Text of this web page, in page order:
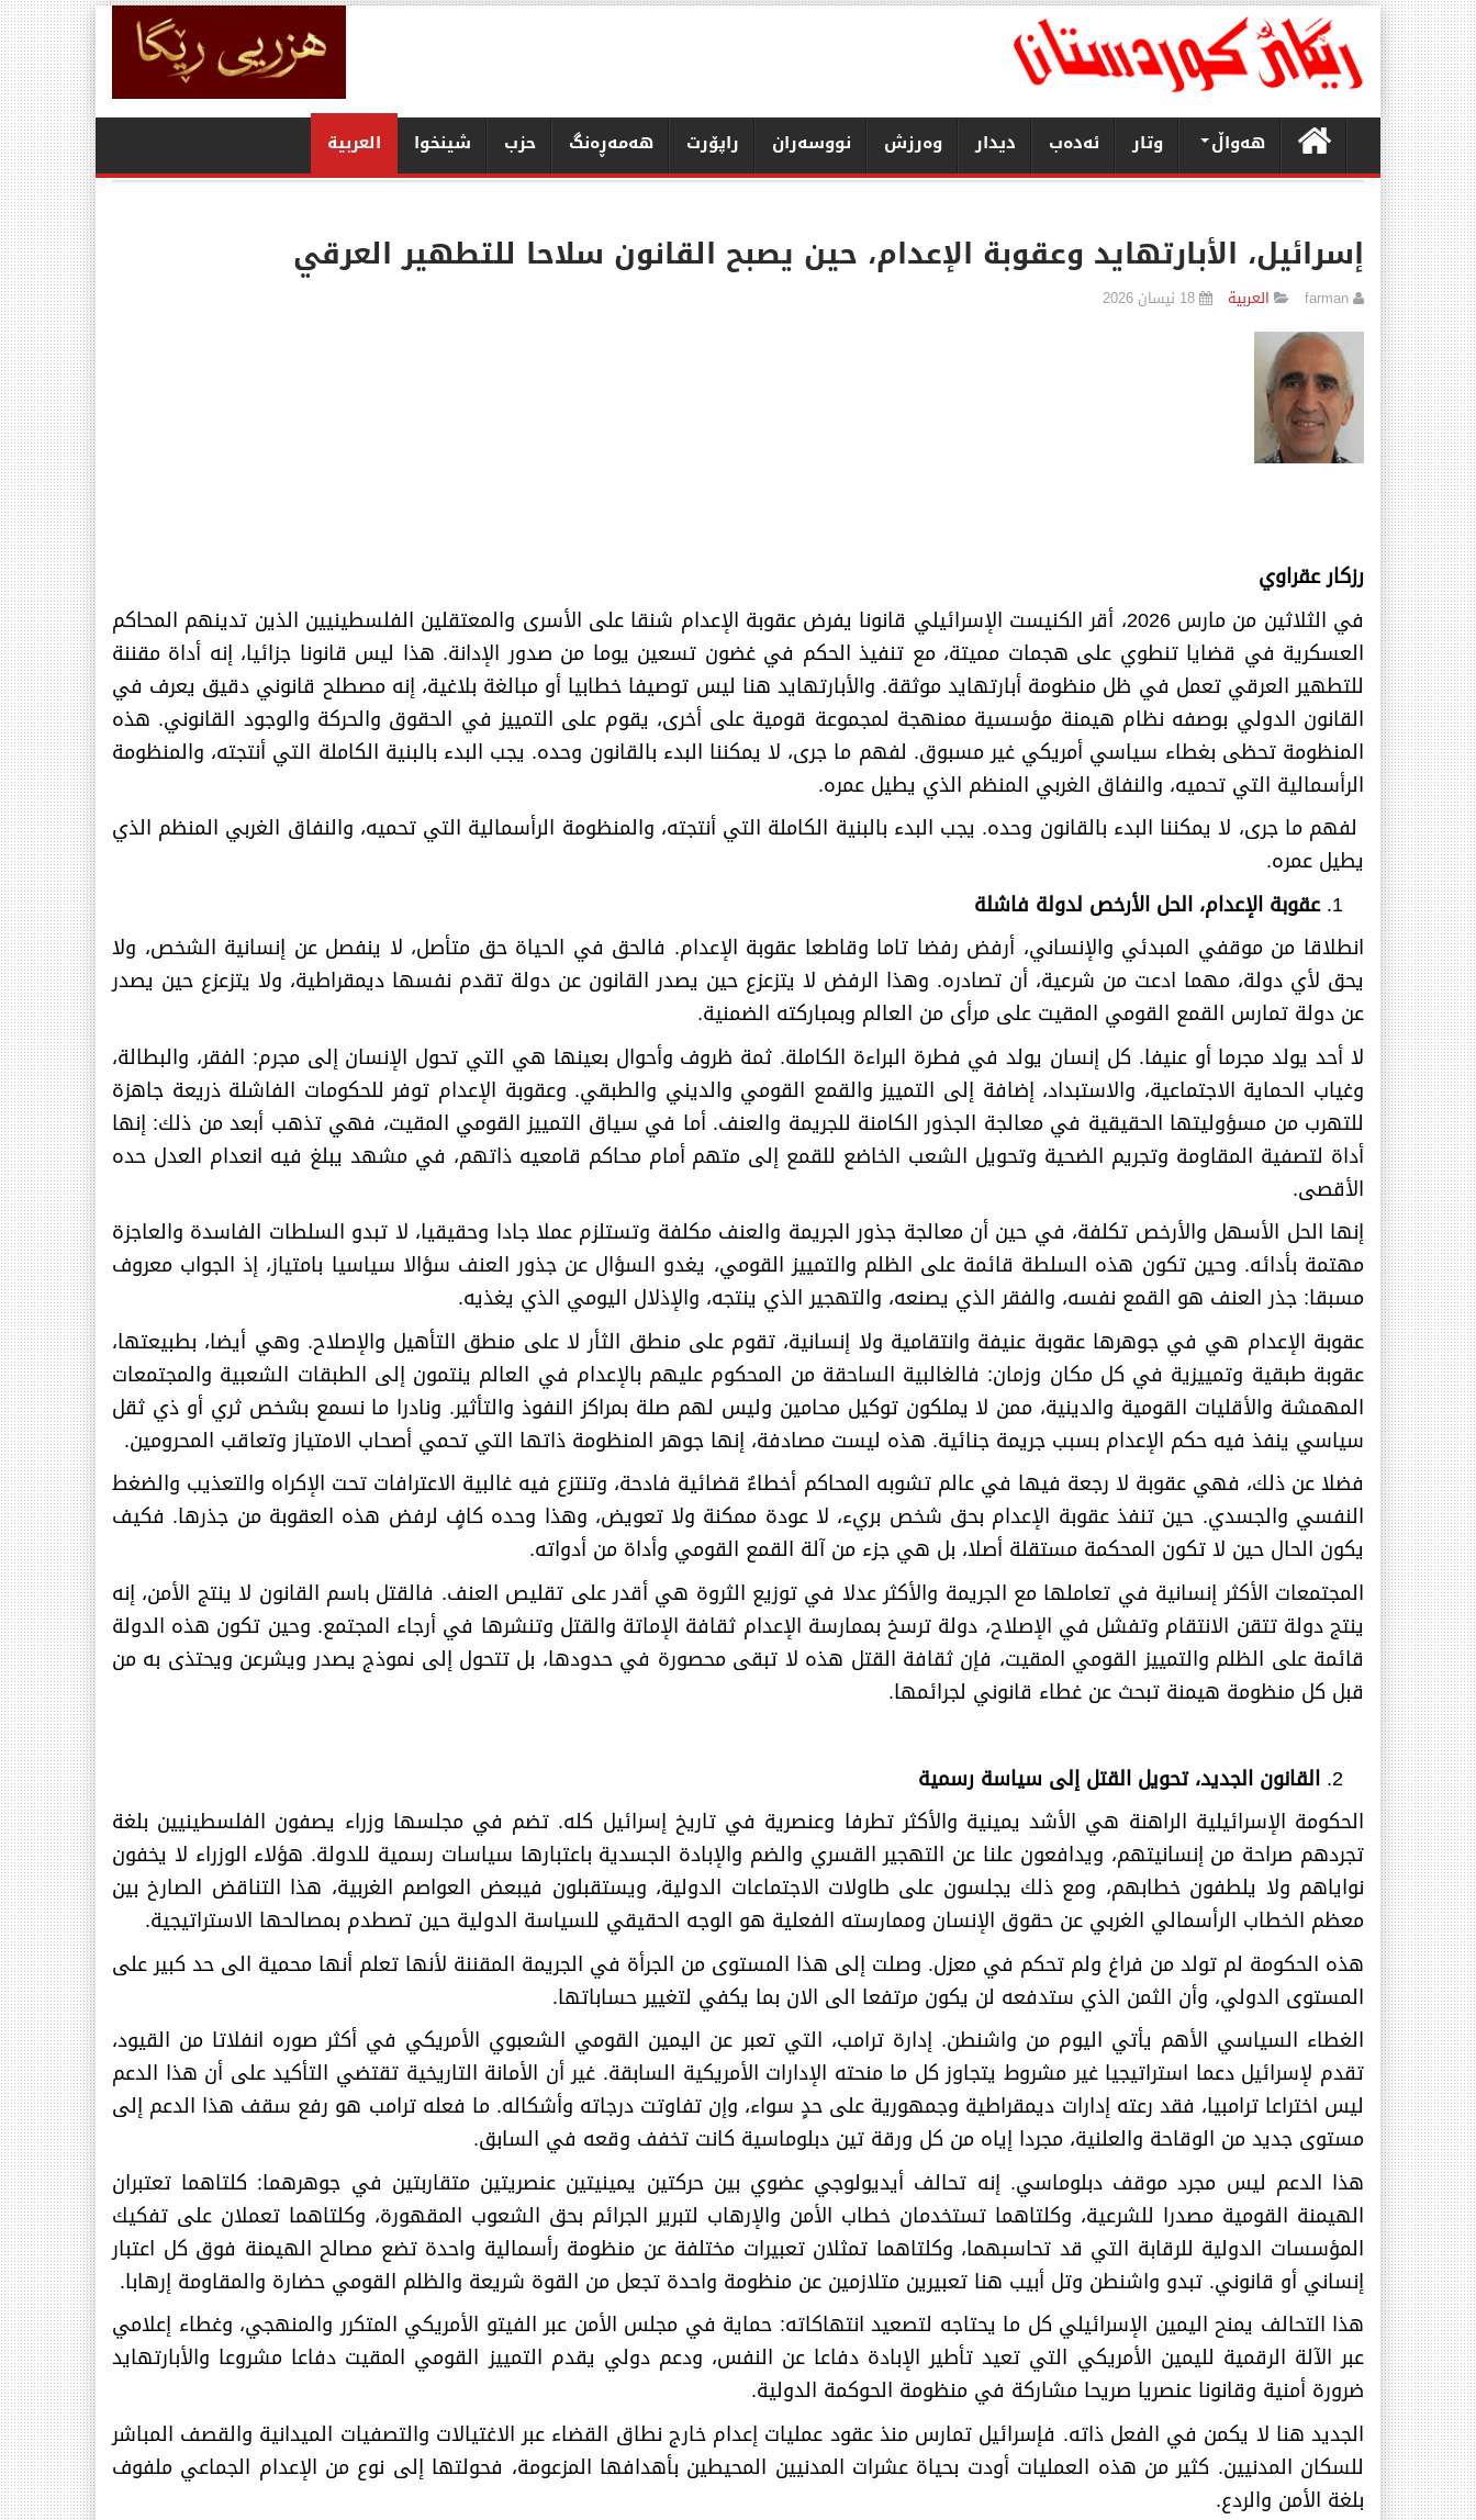
هەواڵ وتار ئەدەب دیدار وەرزش نووسەران راپۆرت هەمەڕەنگ حزب شينخوا العربیة
إسرائيل، الأبارتهايد وعقوبة الإعدام، حين يصبح القانون سلاحا للتطهير العرقي
farman العربیة 18 نیسان 2026
رزكار عقراوي
في الثلاثين من مارس 2026، أقر الكنيست الإسرائيلي قانونا يفرض عقوبة الإعدام شنقا على الأسرى والمعتقلين الفلسطينيين الذين تدينهم المحاكم
العسكرية في قضايا تنطوي على هجمات مميتة، مع تنفيذ الحكم في غضون تسعين يوما من صدور الإدانة. هذا ليس قانونا جزائيا، إنه أداة مقننة
للتطهير العرقي تعمل في ظل منظومة أبارتهايد موثقة. والأبارتهايد هنا ليس توصيفا خطابيا أو مبالغة بلاغية، إنه مصطلح قانوني دقيق يعرف في
القانون الدولي بوصفه نظام هيمنة مؤسسية ممنهجة لمجموعة قومية على أخرى، يقوم على التمييز في الحقوق والحركة والوجود القانوني. هذه
المنظومة تحظى بغطاء سياسي أمريكي غير مسبوق. لفهم ما جرى، لا يمكننا البدء بالقانون وحده. يجب البدء بالبنية الكاملة التي أنتجته، والمنظومة
الرأسمالية التي تحميه، والنفاق الغربي المنظم الذي يطيل عمره.
لفهم ما جرى، لا يمكننا البدء بالقانون وحده. يجب البدء بالبنية الكاملة التي أنتجته، والمنظومة الرأسمالية التي تحميه، والنفاق الغربي المنظم الذي
يطيل عمره.
عقوبة الإعدام، الحل الأرخص لدولة فاشلة
انطلاقا من موقفي المبدئي والإنساني، أرفض رفضا تاما وقاطعا عقوبة الإعدام. فالحق في الحياة حق متأصل، لا ينفصل عن إنسانية الشخص، ولا
يحق لأي دولة، مهما ادعت من شرعية، أن تصادره. وهذا الرفض لا يتزعزع حين يصدر القانون عن دولة تقدم نفسها ديمقراطية، ولا يتزعزع حين يصدر
عن دولة تمارس القمع القومي المقيت على مرأى من العالم وبمباركته الضمنية.
لا أحد يولد مجرما أو عنيفا. كل إنسان يولد في فطرة البراءة الكاملة. ثمة ظروف وأحوال بعينها هي التي تحول الإنسان إلى مجرم: الفقر، والبطالة،
وغياب الحماية الاجتماعية، والاستبداد، إضافة إلى التمييز والقمع القومي والديني والطبقي. وعقوبة الإعدام توفر للحكومات الفاشلة ذريعة جاهزة
للتهرب من مسؤوليتها الحقيقية في معالجة الجذور الكامنة للجريمة والعنف. أما في سياق التمييز القومي المقيت، فهي تذهب أبعد من ذلك: إنها
أداة لتصفية المقاومة وتجريم الضحية وتحويل الشعب الخاضع للقمع إلى متهم أمام محاكم قامعيه ذاتهم، في مشهد يبلغ فيه انعدام العدل حده
الأقصى.
إنها الحل الأسهل والأرخص تكلفة، في حين أن معالجة جذور الجريمة والعنف مكلفة وتستلزم عملا جادا وحقيقيا، لا تبدو السلطات الفاسدة والعاجزة
مهتمة بأدائه. وحين تكون هذه السلطة قائمة على الظلم والتمييز القومي، يغدو السؤال عن جذور العنف سؤالا سياسيا بامتياز، إذ الجواب معروف
مسبقا: جذر العنف هو القمع نفسه، والفقر الذي يصنعه، والتهجير الذي ينتجه، والإذلال اليومي الذي يغذيه.
عقوبة الإعدام هي في جوهرها عقوبة عنيفة وانتقامية ولا إنسانية، تقوم على منطق الثأر لا على منطق التأهيل والإصلاح. وهي أيضا، بطبيعتها،
عقوبة طبقية وتمييزية في كل مكان وزمان: فالغالبية الساحقة من المحكوم عليهم بالإعدام في العالم ينتمون إلى الطبقات الشعبية والمجتمعات
المهمشة والأقليات القومية والدينية، ممن لا يملكون توكيل محامين وليس لهم صلة بمراكز النفوذ والتأثير. ونادرا ما نسمع بشخص ثري أو ذي ثقل
سياسي ينفذ فيه حكم الإعدام بسبب جريمة جنائية. هذه ليست مصادفة، إنها جوهر المنظومة ذاتها التي تحمي أصحاب الامتياز وتعاقب المحرومين.
فضلا عن ذلك، فهي عقوبة لا رجعة فيها في عالم تشوبه المحاكم أخطاءٌ قضائية فادحة، وتنتزع فيه غالبية الاعترافات تحت الإكراه والتعذيب والضغط
النفسي والجسدي. حين تنفذ عقوبة الإعدام بحق شخص بريء، لا عودة ممكنة ولا تعويض، وهذا وحده كافٍ لرفض هذه العقوبة من جذرها. فكيف
يكون الحال حين لا تكون المحكمة مستقلة أصلا، بل هي جزء من آلة القمع القومي وأداة من أدواته.
المجتمعات الأكثر إنسانية في تعاملها مع الجريمة والأكثر عدلا في توزيع الثروة هي أقدر على تقليص العنف. فالقتل باسم القانون لا ينتج الأمن، إنه
ينتج دولة تتقن الانتقام وتفشل في الإصلاح، دولة ترسخ بممارسة الإعدام ثقافة الإماتة والقتل وتنشرها في أرجاء المجتمع. وحين تكون هذه الدولة
قائمة على الظلم والتمييز القومي المقيت، فإن ثقافة القتل هذه لا تبقى محصورة في حدودها، بل تتحول إلى نموذج يصدر ويشرعن ويحتذى به من
قبل كل منظومة هيمنة تبحث عن غطاء قانوني لجرائمها.
القانون الجديد، تحويل القتل إلى سياسة رسمية
الحكومة الإسرائيلية الراهنة هي الأشد يمينية والأكثر تطرفا وعنصرية في تاريخ إسرائيل كله. تضم في مجلسها وزراء يصفون الفلسطينيين بلغة
تجردهم صراحة من إنسانيتهم، ويدافعون علنا عن التهجير القسري والضم والإبادة الجسدية باعتبارها سياسات رسمية للدولة. هؤلاء الوزراء لا يخفون
نواياهم ولا يلطفون خطابهم، ومع ذلك يجلسون على طاولات الاجتماعات الدولية، ويستقبلون فيبعض العواصم الغربية، هذا التناقض الصارخ بين
معظم الخطاب الرأسمالي الغربي عن حقوق الإنسان وممارسته الفعلية هو الوجه الحقيقي للسياسة الدولية حين تصطدم بمصالحها الاستراتيجية.
هذه الحكومة لم تولد من فراغ ولم تحكم في معزل. وصلت إلى هذا المستوى من الجرأة في الجريمة المقننة لأنها تعلم أنها محمية الى حد كبير على
المستوى الدولي، وأن الثمن الذي ستدفعه لن يكون مرتفعا الى الان بما يكفي لتغيير حساباتها.
الغطاء السياسي الأهم يأتي اليوم من واشنطن. إدارة ترامب، التي تعبر عن اليمين القومي الشعبوي الأمريكي في أكثر صوره انفلاتا من القيود،
تقدم لإسرائيل دعما استراتيجيا غير مشروط يتجاوز كل ما منحته الإدارات الأمريكية السابقة. غير أن الأمانة التاريخية تقتضي التأكيد على أن هذا الدعم
ليس اختراعا ترامبيا، فقد رعته إدارات ديمقراطية وجمهورية على حدٍ سواء، وإن تفاوتت درجاته وأشكاله. ما فعله ترامب هو رفع سقف هذا الدعم إلى
مستوى جديد من الوقاحة والعلنية، مجردا إياه من كل ورقة تين دبلوماسية كانت تخفف وقعه في السابق.
هذا الدعم ليس مجرد موقف دبلوماسي. إنه تحالف أيديولوجي عضوي بين حركتين يمينيتين عنصريتين متقاربتين في جوهرهما: كلتاهما تعتبران
الهيمنة القومية مصدرا للشرعية، وكلتاهما تستخدمان خطاب الأمن والإرهاب لتبرير الجرائم بحق الشعوب المقهورة، وكلتاهما تعملان على تفكيك
المؤسسات الدولية للرقابة التي قد تحاسبهما، وكلتاهما تمثلان تعبيرات مختلفة عن منظومة رأسمالية واحدة تضع مصالح الهيمنة فوق كل اعتبار
إنساني أو قانوني. تبدو واشنطن وتل أبيب هنا تعبيرين متلازمين عن منظومة واحدة تجعل من القوة شريعة والظلم القومي حضارة والمقاومة إرهابا.
هذا التحالف يمنح اليمين الإسرائيلي كل ما يحتاجه لتصعيد انتهاكاته: حماية في مجلس الأمن عبر الفيتو الأمريكي المتكرر والمنهجي، وغطاء إعلامي
عبر الآلة الرقمية لليمين الأمريكي التي تعيد تأطير الإبادة دفاعا عن النفس، ودعم دولي يقدم التمييز القومي المقيت دفاعا مشروعا والأبارتهايد
ضرورة أمنية وقانونا عنصريا صريحا مشاركة في منظومة الحوكمة الدولية.
الجديد هنا لا يكمن في الفعل ذاته. فإسرائيل تمارس منذ عقود عمليات إعدام خارج نطاق القضاء عبر الاغتيالات والتصفيات الميدانية والقصف المباشر
للسكان المدنيين. كثير من هذه العمليات أودت بحياة عشرات المدنيين المحيطين بأهدافها المزعومة، فحولتها إلى نوع من الإعدام الجماعي ملفوف
بلغة الأمن والردع.